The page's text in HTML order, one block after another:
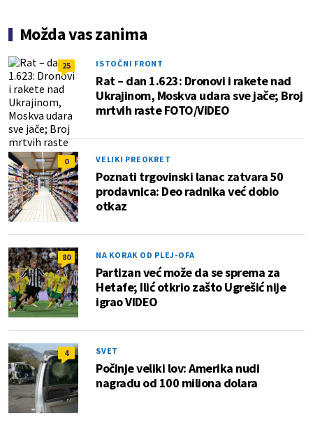
Možda vas zanima
25 ISTOČNI FRONT
Rat – dan 1.623: Dronovi i rakete nad
Ukrajinom, Moskva udara sve jače; Broj
mrtvih raste FOTO/VIDEO
0 VELIKI PREOKRET
Poznati trgovinski lanac zatvara 50
prodavnica: Deo radnika već dobio
otkaz
80 NA KORAK OD PLEJ-OFA
Partizan već može da se sprema za
Hetafe; Ilić otkrio zašto Ugrešić nije
igrao VIDEO
4 SVET
Počinje veliki lov: Amerika nudi
nagradu od 100 miliona dolara